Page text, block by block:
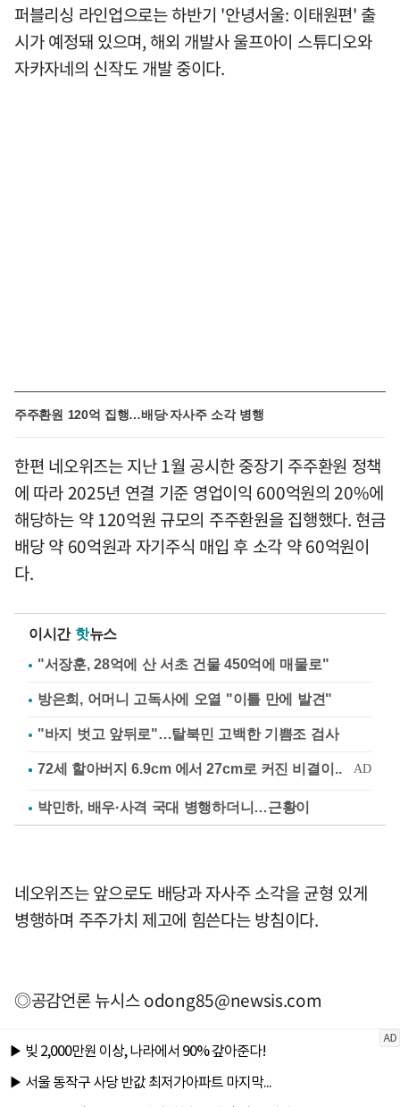
퍼블리싱 라인업으로는 하반기 '안녕서울: 이태원편' 출
시가 예정돼 있으며, 해외 개발사 울프아이 스튜디오와
자카자네의 신작도 개발 중이다.
주주환원 120억 집행…배당·자사주 소각 병행
한편 네오위즈는 지난 1월 공시한 중장기 주주환원 정책
에 따라 2025년 연결 기준 영업이익 600억원의 20%에
해당하는 약 120억원 규모의 주주환원을 집행했다. 현금
배당 약 60억원과 자기주식 매입 후 소각 약 60억원이
다.
이시간 핫뉴스
"서장훈, 28억에 산 서초 건물 450억에 매물로"
방은희, 어머니 고독사에 오열 "이틀 만에 발견"
"바지 벗고 앞뒤로"…탈북민 고백한 기쁨조 검사
박민하, 배우·사격 국대 병행하더니…근황이
네오위즈는 앞으로도 배당과 자사주 소각을 균형 있게
병행하며 주주가치 제고에 힘쓴다는 방침이다.
◎공감언론 뉴시스odong85@newsis.com